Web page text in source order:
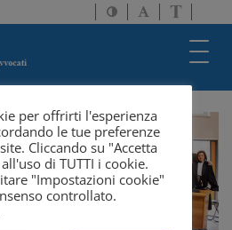
Attiva/disattiva
alto
Attiva/
dimensione
a
solo
per offrirti l'esperienza
le tue preferenze
Cliccando su "Accetta
di TUTTI i cookie.
"Impostazioni cookie"
controllato.